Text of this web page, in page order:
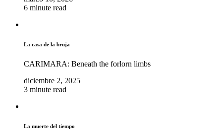
6 minute read
La casa de la bruja
CARIMARA: Beneath the forlorn limbs
diciembre 2, 2025
3 minute read
La muerte del tiempo